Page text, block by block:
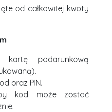
od całkowitej kwoty
kartę podarunkową
oraz PIN.
kod może zostać